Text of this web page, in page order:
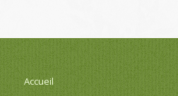
Accueil